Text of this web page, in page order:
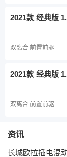
2021款 经典版
双离合 前置前驱
2021款 经典版
双离合 前置前驱
资讯
长城欧拉插电混